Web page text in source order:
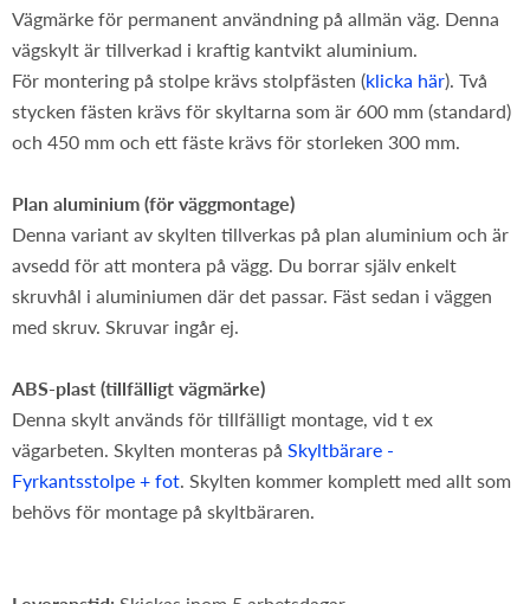
Vägmärke för permanent användning på allmän väg. Denna
vägskylt är tillverkad i kraftig kantvikt aluminium.
För montering på stolpe krävs stolpfästen (klicka här). Två
stycken fästen krävs för skyltarna som är 600 mm (standard)
och 450 mm och ett fäste krävs för storleken 300 mm.
Plan aluminium (för väggmontage)
Denna variant av skylten tillverkas på plan aluminium och är
avsedd för att montera på vägg. Du borrar själv enkelt
skruvhål i aluminiumen där det passar. Fäst sedan i väggen
med skruv. Skruvar ingår ej.
ABS-plast (tillfälligt vägmärke)
Denna skylt används för tillfälligt montage, vid t ex
vägarbeten. Skylten monteras på Skyltbärare -
Fyrkantsstolpe + fot. Skylten kommer komplett med allt som
behövs för montage på skyltbäraren.